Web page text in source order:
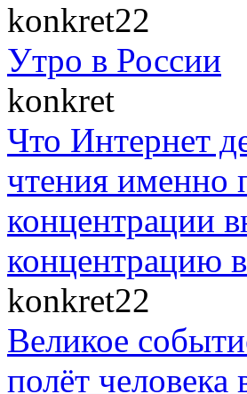
konkret22
Утро в России
konkret
Что Интернет
чтения именно
концентрации
концентрацию
konkret22
Великое
полёт